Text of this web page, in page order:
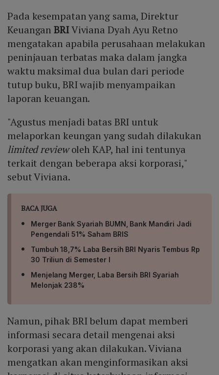
Pada kesempatan yang sama, Direktur
KeuanganBRIViviana Dyah Ayu Retno
mengatakan apabila perusahaan melakukan
peninjauan terbatas maka dalam jangka
waktu maksimal dua bulan dari periode
tutup buku, BRI wajib menyampaikan
laporan keuangan.
"Agustus menjadi batas BRI untuk
melaporkan keungan yang sudah dilakukan
limited reviewoleh KAP, hal ini tentunya
terkait dengan beberapa aksi korporasi,"
sebut Viviana.
BACA JUGA
Merger Bank Syariah BUMN, Bank Mandiri Jadi
Pengendali 51% Saham BRIS
Tumbuh 18,7% Laba Bersih BRI Nyaris Tembus Rp
30 Triliun di Semester I
Menjelang Merger, Laba Bersih BRI Syariah
Melonjak 238%
Namun, pihak BRI belum dapat memberi
informasi secara detail mengenai aksi
korporasi yang akan dilakukan. Viviana
mengatkan akan menginformasikan aksi